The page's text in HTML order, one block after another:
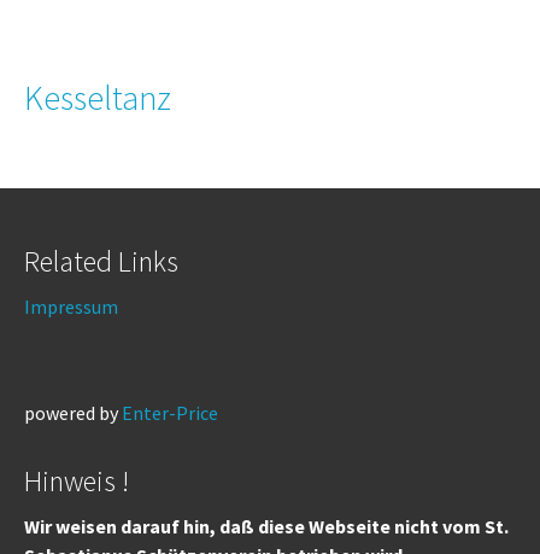
Kesseltanz
Related Links
Impressum
powered by Enter-Price
Hinweis !
Wir weisen darauf hin, daß diese Webseite nicht vom St.